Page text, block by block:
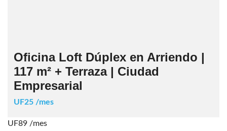
Oficina Loft Dúplex en Arriendo |
117 m² + Terraza | Ciudad
Empresarial
UF25 /mes
UF89 /mes